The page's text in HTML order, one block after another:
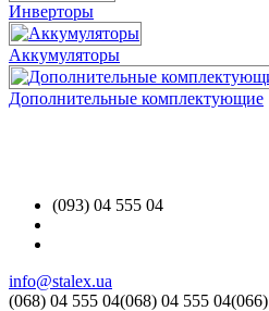
Инверторы
Аккумуляторы
Дополнительные комплектующие
(093) 04 555 04
info@stalex.ua
(068) 04 555 04(068) 04 555 04(066)